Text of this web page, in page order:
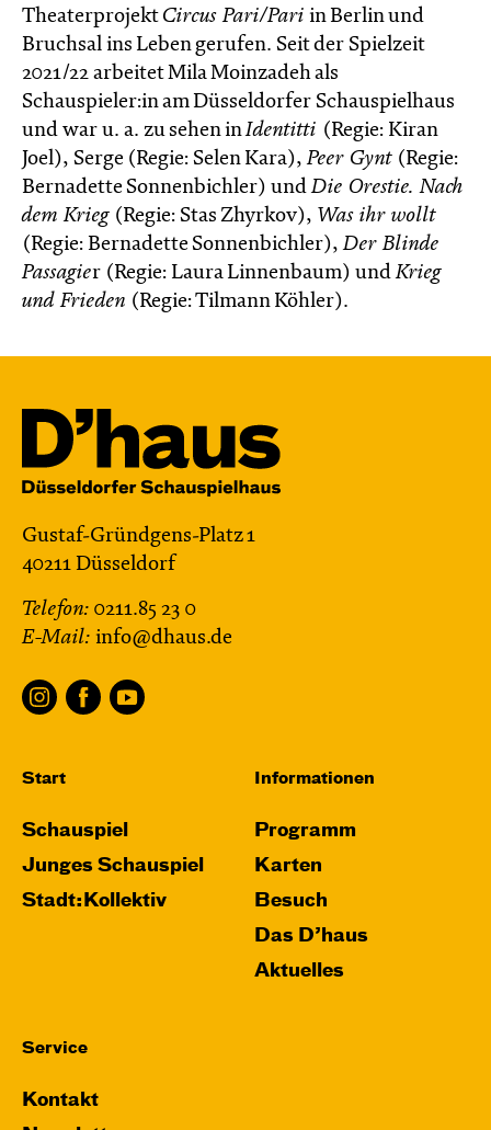
Theaterprojekt Circus Pari/Pari in Berlin und
Bruchsal ins Leben gerufen. Seit der Spielzeit
2021/22 arbeitet Mila Moinzadeh als
Schauspieler:in am Düsseldorfer Schauspielhaus
und war u. a. zu sehen inIdentitti (Regie: Kiran
Joel), Serge (Regie: Selen Kara),Peer Gynt (Regie:
Bernadette Sonnenbichler) undDie Orestie. Nach
dem Krieg (Regie: Stas Zhyrkov), Was ihr wollt
(Regie: Bernadette Sonnenbichler),Der Blinde
Passagier (Regie: Laura Linnenbaum) undKrieg
und Frieden (Regie: Tilmann Köhler).
Gustaf-Gründgens-Platz 1
40211 Düsseldorf
Telefon: 0211.85 23 0
E-Mail: info@dhaus.de
Start
Schauspiel
Junges Schauspiel
Stadt:Kollektiv
Informationen
Programm
Karten
Besuch
Das D’haus
Aktuelles
Service
Kontakt